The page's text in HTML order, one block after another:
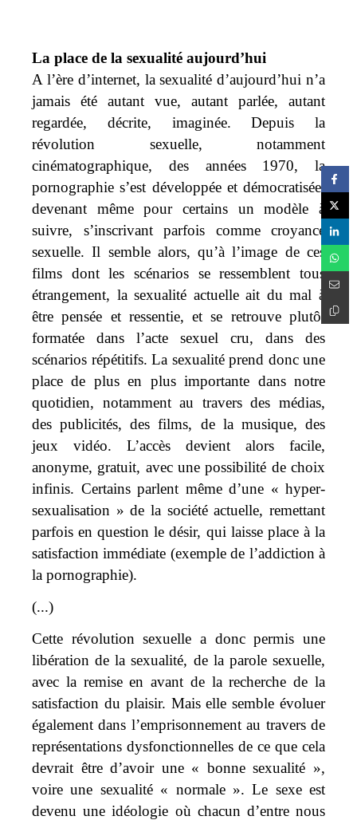
La place de la sexualité aujourd’hui
A l’ère d’internet, la sexualité d’aujourd’hui n’a
jamais été autant vue, autant parlée, autant
regardée, décrite, imaginée. Depuis la
révolution sexuelle, notamment
cinématographique, des années 1970, la
pornographie s’est développée et démocratisée,
devenant même pour certains un modèle à
suivre, s’inscrivant parfois comme croyance
sexuelle.Il semble alors, qu’à l’image de ces
films dont les scénarios se ressemblent tous
étrangement, la sexualité actuelle ait du mal à
être pensée et ressentie, et se retrouve plutôt
formatée dans l’acte sexuel cru, dans des
scénarios répétitifs. La sexualité prend donc une
place de plus en plus importante dans notre
quotidien, notamment au travers des médias,
des publicités, des films, de la musique, des
jeux vidéo. L’accès devient alors facile,
anonyme, gratuit, avec une possibilité de choix
infinis. Certains parlent même d’une « hyper-
sexualisation » de la société actuelle, remettant
parfois en question le désir, qui laisse place à la
satisfaction immédiate (exemple de l’addiction à
la pornographie).
(...)
Cette révolution sexuelle a donc permis une
libération de la sexualité, de la parole sexuelle,
avec la remise en avant de la recherche de la
satisfaction du plaisir. Mais elle semble évoluer
également dans l’emprisonnement au travers de
représentations dysfonctionnelles de ce que cela
devrait être d’avoir une « bonne sexualité »,
voire une sexualité « normale ». Le sexe est
devenu une idéologie où chacun d’entre nous